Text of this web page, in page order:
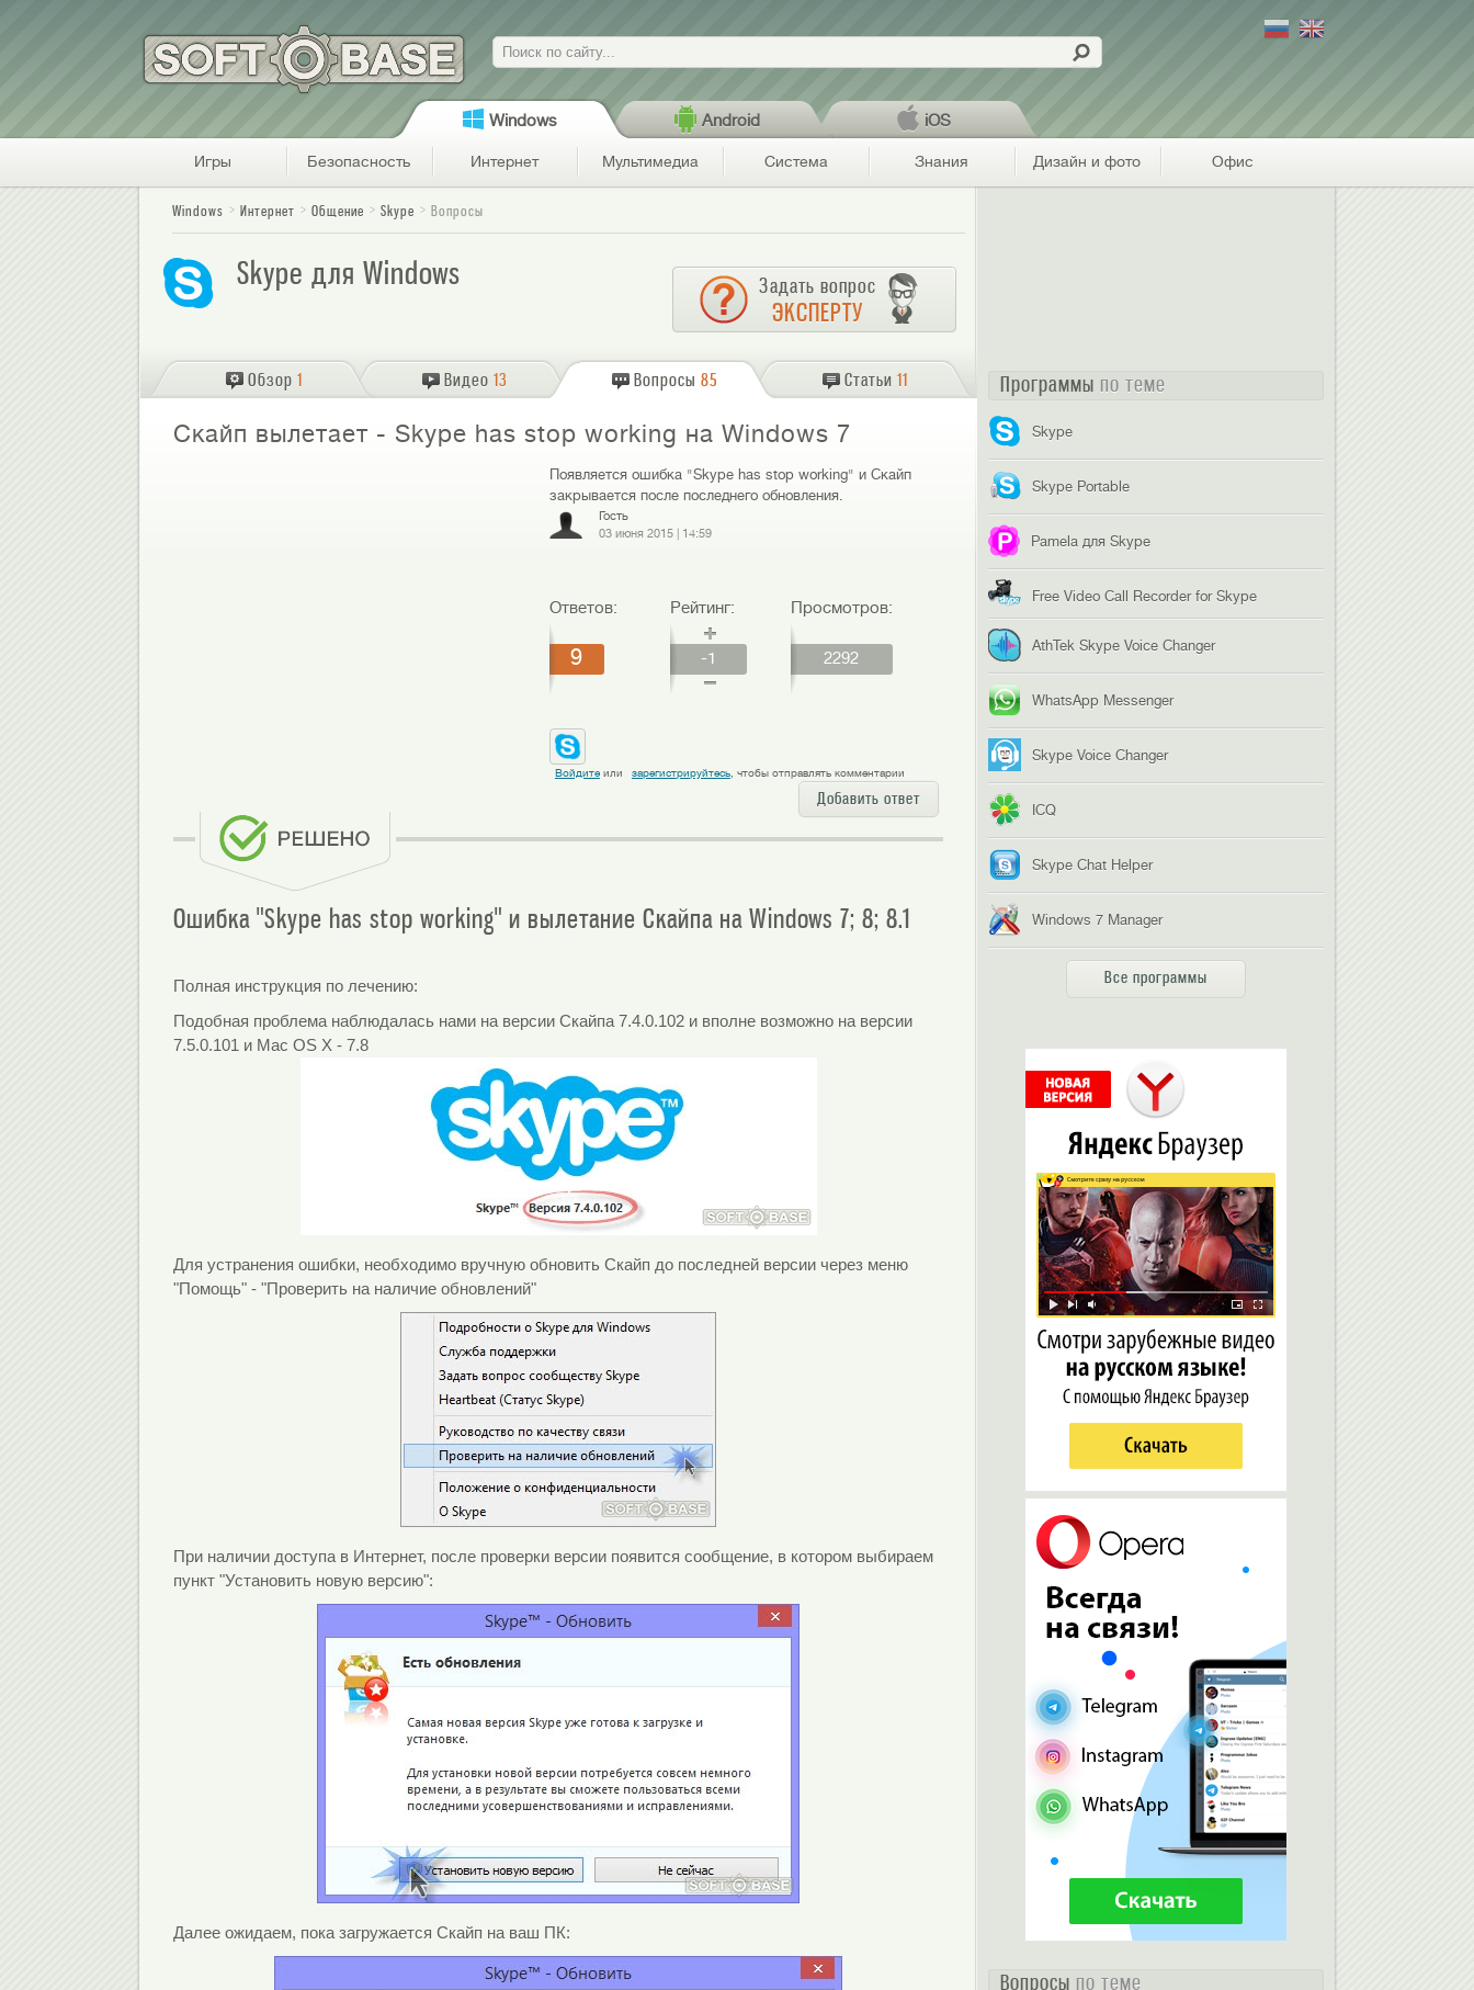
Поиск
Windows Android iOS
Игры Безопасность Интернет Мультимедиа Система Знания Дизайн и фото Офис
Windows Интернет Общение Skype Вопросы
Skype для Windows Задать вопрос
ЭКСПЕРТУ
Обзор 1 Видео 13 Вопросы 85 Статьи 11
Скайп вылетает - Skype has stop working на Windows 7
Появляется ошибка "Skype has stop working" и Скайп
закрывается после последнего обновления.
Гость
03 июня 2015| 14:59
Ответов:
9
Рейтинг:
-1
Просмотров:
2292
Войдитеили зарегистрируйтесь, чтобы отправлять комментарии
Добавить ответ
Ошибка "Skype has stop working" и вылетание Скайпа на Windows 7; 8; 8.1
Полная инструкция по лечению:
Подобная проблема наблюдалась нами на версии Скайпа 7.4.0.102 и вполне возможно на версии
7.5.0.101 и Mac OS X - 7.8
Для устранения ошибки, необходимо вручную обновить Скайп до последней версии через меню
"Помощь" - "Проверить на наличие обновлений"
При наличии доступа в Интернет, после проверки версии появится сообщение, в котором выбираем
пункт "Установить новую версию":
Далее ожидаем, пока загружается Скайп на ваш ПК:
Программы по теме
Skype
Skype Portable
Pamela для Skype
Free Video Call Recorder for Skype
AthTek Skype Voice Changer
WhatsApp Messenger
Skype Voice Changer
ICQ
Skype Chat Helper
Windows 7 Manager
Все программы
Вопросы по теме